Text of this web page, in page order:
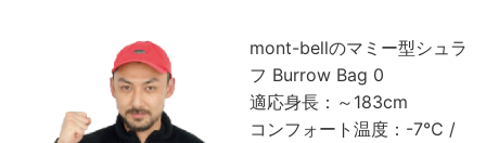
mont-bellのマミー型シュラ
フ Burrow Bag 0
適応身長：～183cm
コンフォート温度：-7℃ /